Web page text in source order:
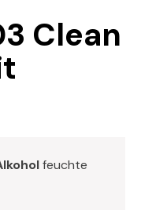
Clean
feuchte